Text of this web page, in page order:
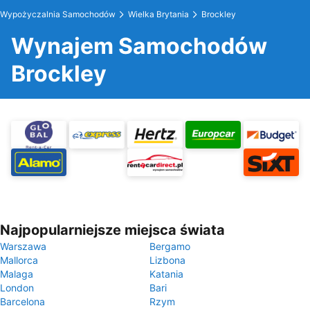
Wypożyczalnia Samochodów Wielka Brytania Brockley
Wynajem Samochodów
Brockley
Najpopularniejsze miejsca świata
Warszawa
Bergamo
Mallorca
Lizbona
Malaga
Katania
London
Bari
Barcelona
Rzym